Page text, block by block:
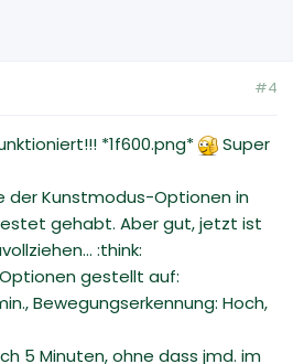
#4
*1f600.png*
Super
der Kunstmodus-Optionen in
gehabt. Aber gut, jetzt ist
:think:
gestellt auf:
Bewegungserkennung: Hoch,
5 Minuten, ohne dass jmd. im